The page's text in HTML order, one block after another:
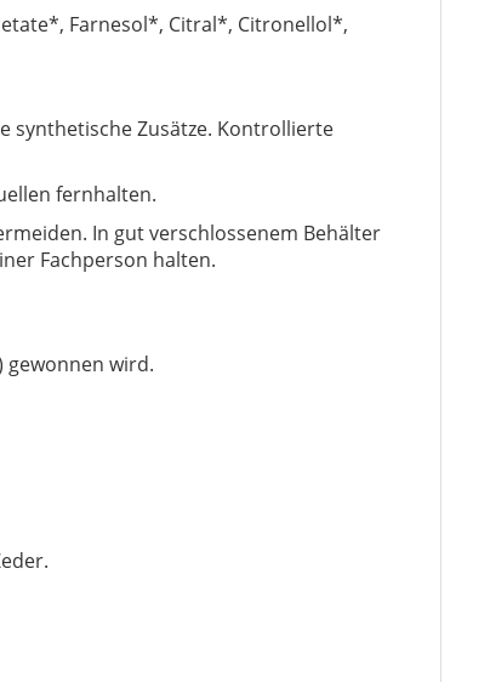
Farnesol*, Citral*, Citronellol*,
synthetische Zusätze. Kontrollierte
fernhalten.
In gut verschlossenem Behälter
Fachperson halten.
gewonnen wird.